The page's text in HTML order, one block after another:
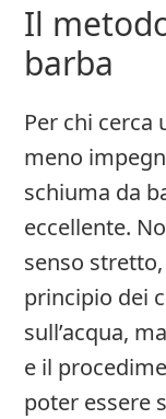
Il
barba
Per chi
meno
schiuma da
eccellente.
senso
principio dei
sull’acqua,
e il
poter essere